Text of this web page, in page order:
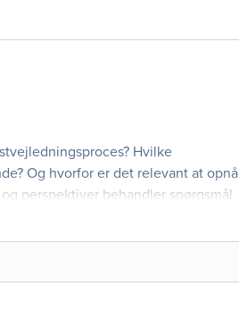
Hvilke
Og hvorfor er det relevant at opnå
perspektiver behandler spørgsmål